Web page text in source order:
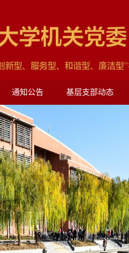
通知公告 基层支部动态